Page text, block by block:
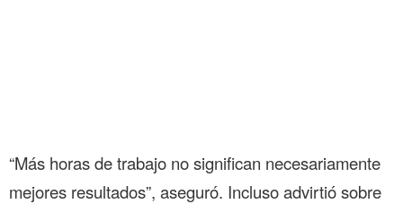
“Más horas de trabajo no significan necesariamente
mejores resultados”, aseguró. Incluso advirtió sobre